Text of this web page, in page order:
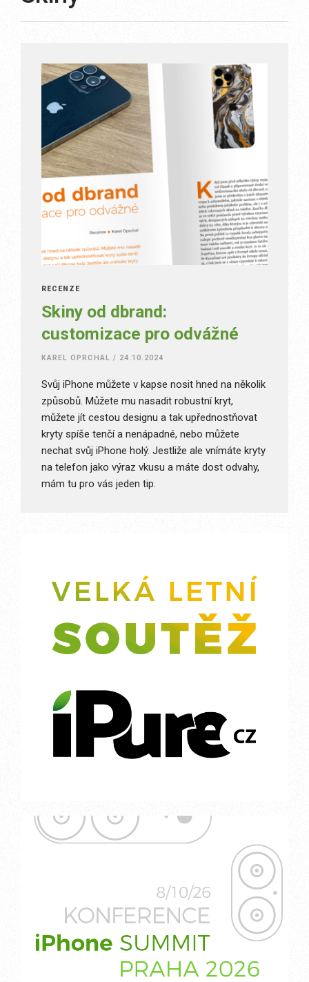
RECENZE
Skiny od dbrand:
customizace pro odvážné
KAREL OPRCHAL / 24.10.2024
Svůj iPhone můžete v kapse nosit hned na několik
způsobů. Můžete mu nasadit robustní kryt,
můžete jít cestou designu a tak upřednostňovat
kryty spíše tenčí a nenápadné, nebo můžete
nechat svůj iPhone holý. Jestliže ale vnímáte kryty
na telefon jako výraz vkusu a máte dost odvahy,
mám tu pro vás jeden tip.